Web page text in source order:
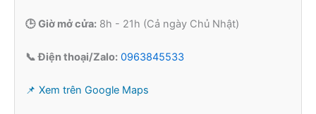
🕒 Giờ mở cửa: 8h - 21h (Cả ngày Chủ Nhật)
📞 Điện thoại/Zalo: 0963845533
📌 Xem trên Google Maps